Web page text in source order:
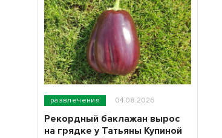
развлечения 04.08.2026
Рекордный баклажан вырос
на грядке у Татьяны Купиной